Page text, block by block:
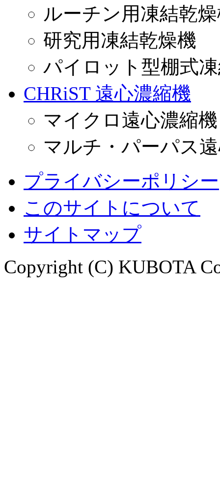
ルーチン用凍結乾
研究用凍結乾燥機
パイロット型棚式
CHRiST 遠心濃縮機
マイクロ遠心濃縮機
マルチ・パーパス
プライバシーポリシー
このサイトについて
サイトマップ
Copyright (C) KUBOTA